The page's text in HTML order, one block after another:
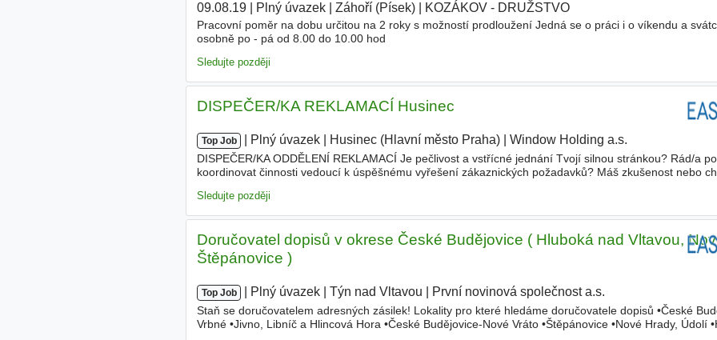
09.08.19| Plný úvazek| Záhoří (Písek)| KOZÁKOV - DRUŽSTVO|
Pracovní poměr na dobu určitou na 2 roky s možností prodloužení Jedná se o práci i o víkendu a
osobně po - pá od 8.00 do 10.00 hod
Sledujte později
DISPEČER/KA REKLAMACÍ Husinec
Top Job Plný úvazek Husinec (Hlavní město Praha) Window Holding a.s.
DISPEČER/KA ODDĚLENÍ REKLAMACÍ Je pečlivost a vstřícné jednání Tvojí silnou stránkou? Rád/a
koordinovat činnosti vedoucí k úspěšnému vyřešení zákaznických požadavků? Máš zkušenost nebo
Sledujte později
Doručovatel dopisů v okrese České Budějovice ( Hluboká nad Vltavou,
Štěpánovice )
Top Job Plný úvazek Týn nad Vltavou První novinová společnost a.s.
Staň se doručovatelem adresných zásilek! Lokality pro které hledáme doručovatele dopisů •České
Vrbné •Jivno, Libníč a Hlincová Hora •České Budějovice-Nové Vráto •Štěpánovice •Nové Hrady, Údolí